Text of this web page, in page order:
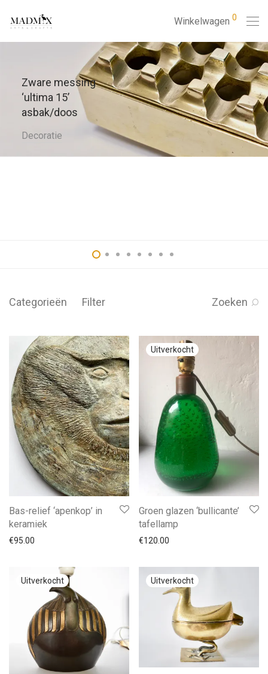
Winkelwagen 0
Categorieën Filter Zoeken
Bas-relief ‘apenkop’ in
keramiek
€95.00
Groen glazen ‘bullicante’
tafellamp
€120.00